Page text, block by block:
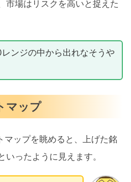
市場はリスクを高いと捉えた
ンジの中から出れなそうや
マップ
マップを眺めると、上げた銘
ったように見えます。